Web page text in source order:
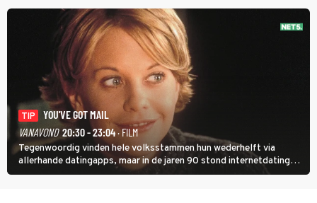
TIP
YOU'VE GOT MAIL
VANAVOND 20:30 - 23:04· FILM
Tegenwoordig vinden hele volksstammen hun wederhelft via
allerhande datingapps, maar in de jaren 90 stond internetdating
nog in de kinderschoenen. In de film You've Got Mail zie je dat